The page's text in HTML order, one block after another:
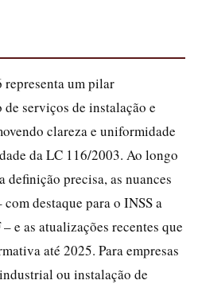
um pilar
serviços de instalação e
clareza e uniformidade
da LC 116/2003. Ao longo
definição precisa, as nuances
destaque para o INSS a
e as atualizações recentes que
até 2025. Para empresas
ou instalação de